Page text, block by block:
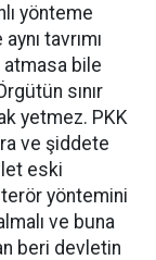
yönteme
tavrımı
bile
sınır
yetmez. PKK
ve şiddete
eski
terör yöntemini
ve buna
beri devletin